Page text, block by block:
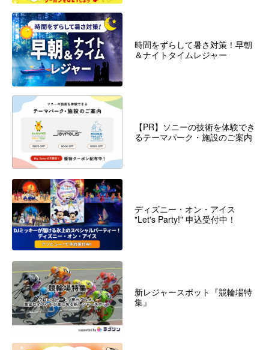
時間をずらして暑さ対策！早朝
＆ナイトタイムレジャー
【PR】ソニーの技術を体験でき
るテーマパーク・施設のご案内
ディズニー・オン・アイス
"Let's Party!" 申込受付中！
新レジャースポット『競輪場特
集』